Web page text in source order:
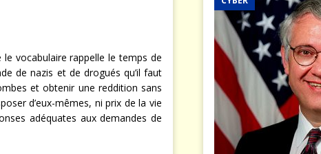
vocabulaire rappelle le temps de
de nazis et de drogués qu’il faut
et obtenir une reddition sans
d’eux-mêmes, ni prix de la vie
adéquates aux demandes de